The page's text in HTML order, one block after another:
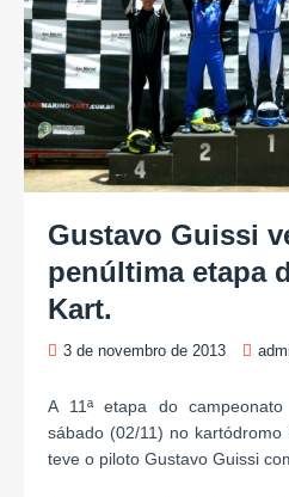
Gustavo Guissi
penúltima etapa
Kart.
3 de novembro de 2013
A 11ª etapa do
sábado (02/11) no
teve o piloto Gustavo Guissi